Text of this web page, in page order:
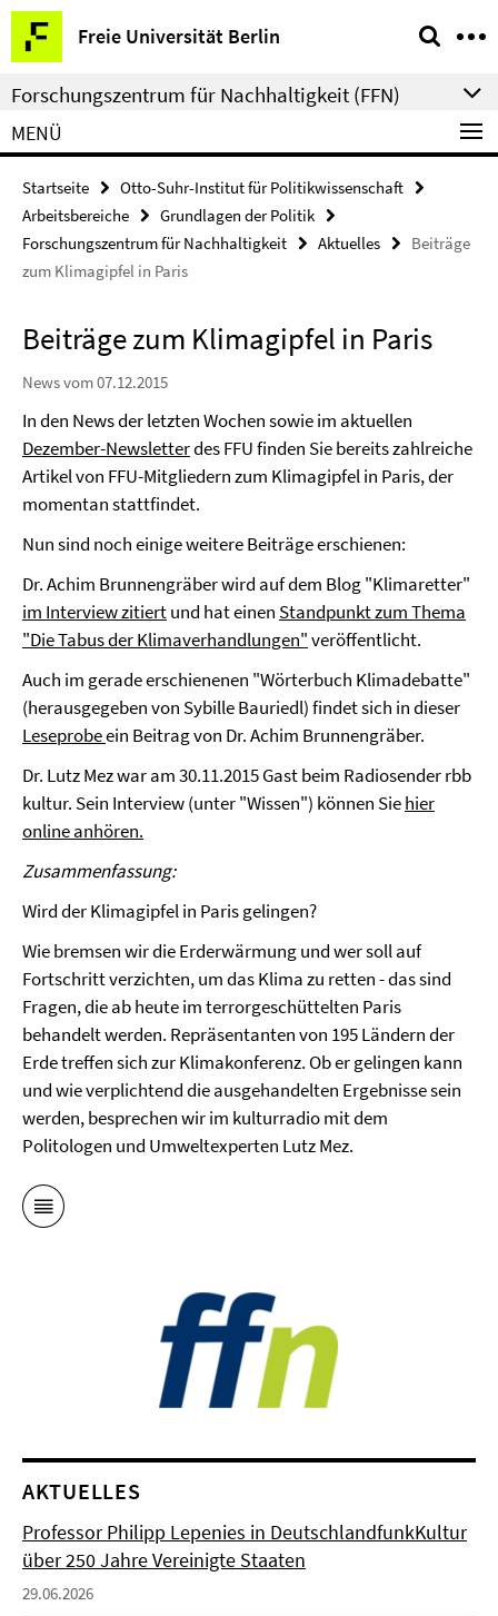
Springe
direkt
zu
Inhalt
Freie Universität Berlin
Service-
Navigation
Forschungszentrum für Nachhaltigkeit (FFN)
MENÜ
Startseite
Otto-Suhr-Institut für Politikwissenschaft
Arbeitsbereiche
Grundlagen der Politik
Forschungszentrum für Nachhaltigkeit
Aktuelles
Beiträge
zum Klimagipfel in Paris
Beiträge zum Klimagipfel in Paris
News vom 07.12.2015
In den News der letzten Wochen sowie im aktuellen
Dezember-Newsletterdes FFU finden Sie bereits zahlreiche
Artikel von FFU-Mitgliedern zum Klimagipfel in Paris, der
momentan stattfindet.
Nun sind noch einige weitere Beiträge erschienen:
Dr. Achim Brunnengräber wird auf dem Blog "Klimaretter"
im Interview zitiertund hat einen Standpunkt zum Thema
"Die Tabus der Klimaverhandlungen"veröffentlicht.
Auch im gerade erschienenen "Wörterbuch Klimadebatte"
(herausgegeben von Sybille Bauriedl) findet sich in dieser
Leseprobeein Beitrag von Dr. Achim Brunnengräber.
Dr. Lutz Mez war am 30.11.2015 Gast beim Radiosender rbb
kultur. Sein Interview (unter "Wissen") können Siehier
online anhören.
Zusammenfassung:
Wird der Klimagipfel in Paris gelingen?
Wie bremsen wir die Erderwärmung und wer soll auf
Fortschritt verzichten, um das Klima zu retten - das sind
Fragen, die ab heute im terrorgeschüttelten Paris
behandelt werden. Repräsentanten von 195 Ländern der
Erde treffen sich zur Klimakonferenz. Ob er gelingen kann
und wie verplichtend die ausgehandelten Ergebnisse sein
werden, besprechen wir im kulturradio mit dem
Politologen und Umweltexperten Lutz Mez.
AKTUELLES
Professor Philipp Lepenies in DeutschlandfunkKultur
über 250 Jahre Vereinigte Staaten
29.06.2026